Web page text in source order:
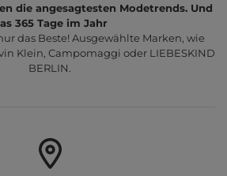
die angesagtesten Modetrends. Und
365 Tage im Jahr
das Beste! Ausgewählte Marken, wie
Klein, Campomaggi oder LIEBESKIND
BERLIN.